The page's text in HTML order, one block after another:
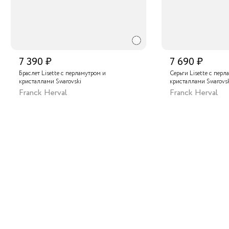
7 390 ₽
Браслет Lisette с перламутром и
кристаллами Swarovski
Franck Herval
7 690 ₽
Серьги Lisette с
кристаллами
Franck Herval